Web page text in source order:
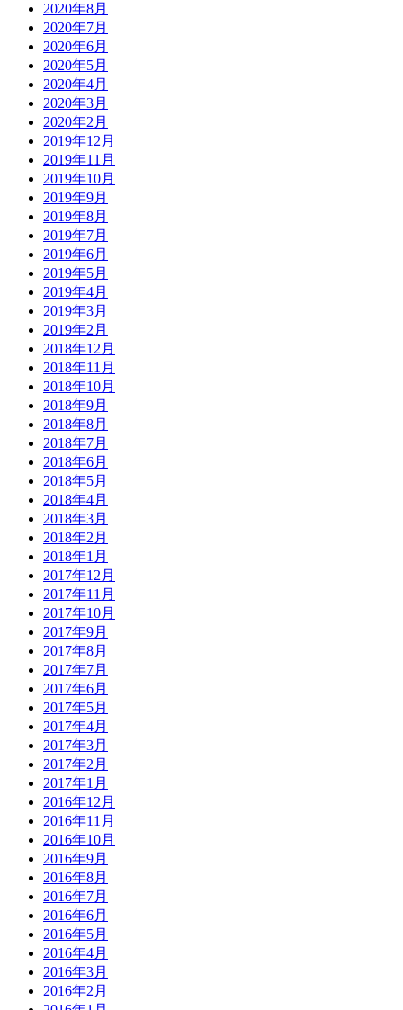
2020年8月
2020年7月
2020年6月
2020年5月
2020年4月
2020年3月
2020年2月
2019年12月
2019年11月
2019年10月
2019年9月
2019年8月
2019年7月
2019年6月
2019年5月
2019年4月
2019年3月
2019年2月
2018年12月
2018年11月
2018年10月
2018年9月
2018年8月
2018年7月
2018年6月
2018年5月
2018年4月
2018年3月
2018年2月
2018年1月
2017年12月
2017年11月
2017年10月
2017年9月
2017年8月
2017年7月
2017年6月
2017年5月
2017年4月
2017年3月
2017年2月
2017年1月
2016年12月
2016年11月
2016年10月
2016年9月
2016年8月
2016年7月
2016年6月
2016年5月
2016年4月
2016年3月
2016年2月